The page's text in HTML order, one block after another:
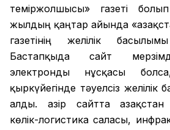
теміржолшысы» газеті болып
жылдың қаңтар айында
газетінің желілік
Бастапқыда сайт
электронды нұсқасы
қыркүйегінде тәуелсіз желілік
алды. Қазір сайтта
көлік-логистика саласы,